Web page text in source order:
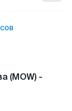
(MOW) -